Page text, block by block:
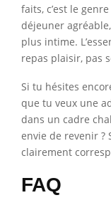
faits, c’est le
déjeuner
plus intime.
repas plaisir, pas
Si tu hésites
que tu veux une
dans un cadre
envie de revenir ?
clairement
FAQ